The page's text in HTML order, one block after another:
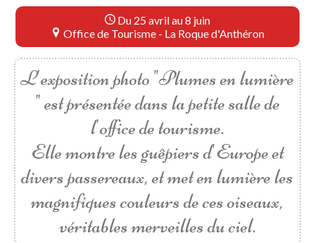
Du 25 avril au 8 juin
Office de Tourisme - La Roque d'Anthéron
L'exposition photo "Plumes en lumière
" est présentée dans la petite salle de
l'office de tourisme.
Elle montre les guêpiers d'Europe et
divers passereaux, et met en lumière les
magnifiques couleurs de ces oiseaux,
véritables merveilles du ciel.